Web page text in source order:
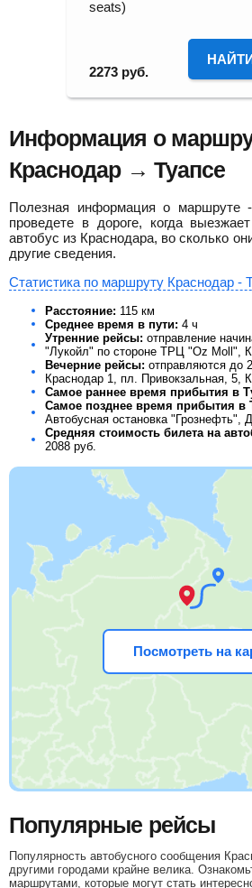
seats)
2273 руб.
Информация о
Краснодар → Туапсе
Полезная информация о маршруте
проведете в дороге, когда
автобус из Краснодара, во сколько
другие сведения.
Статистика по маршруту Краснодар -
Расстояние: 115 км
Среднее время в пути: 4 ч
Утренние рейсы: отправление
"Лукойл" по стороне ТРЦ "Оz Moll",
Вечерние рейсы: отправляются до
Краснодар 1, пл. Привокзальная, 5,
Самое раннее время прибытия в
Самое позднее время прибытия в
Автобусная остановка "Грознефть",
Средняя стоимость билета на
2088 руб.
Посмотреть на
Популярные рейсы
Популярность автобусного сообщения
другими городами крайне велика.
маршрутами, которые могут стать